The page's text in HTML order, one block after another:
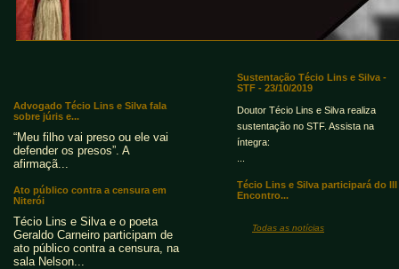
Advogado Técio Lins e Silva fala
sobre júris e...
“Meu filho vai preso ou ele vai
defender os presos”. A
afirmaçã...
Ato público contra a censura em
Niterói
Técio Lins e Silva e o poeta
Geraldo Carneiro participam de
ato público contra a censura, na
sala Nelson...
Sustentação Técio Lins e Silva -
STF - 23/10/2019
Doutor Técio Lins e Silva realiza
sustentação no STF. Assista na
íntegra:
Técio Lins e Silva participará do III
Encontro...
Todas as notícias